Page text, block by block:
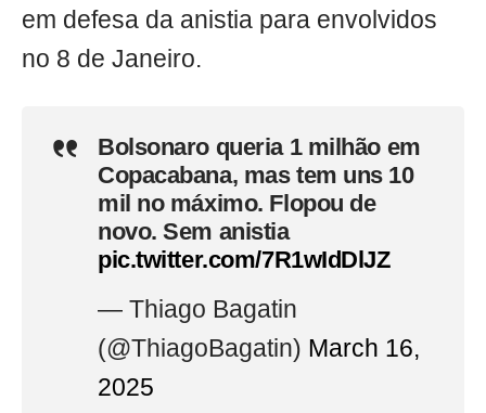
em defesa da anistia para envolvidos
no 8 de Janeiro.
Bolsonaro queria 1 milhão em
Copacabana, mas tem uns 10
mil no máximo. Flopou de
novo. Sem anistia
pic.twitter.com/7R1wIdDlJZ
— Thiago Bagatin
(@ThiagoBagatin) March 16,
2025